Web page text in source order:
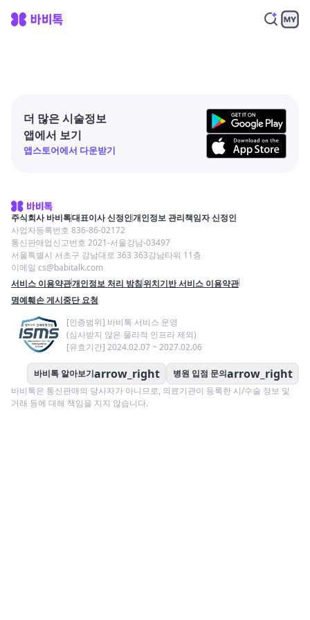
더 많은 시술정보
앱에서 보기
앱스토어에서 다운받기
주식회사 바비톡대표이사 신정인개인정보 관리책임자 신정인
사업자등록번호 836-86-02172
통신판매업신고번호 2021-서울강남-03497
서울특별시 서초구 강남대로 363 363강남타워 11층
이메일 cs@babitalk.com
서비스 이용약관개인정보 처리 방침위치기반 서비스 이용약관
명예훼손 게시중단 요청
[인증범위] 바비톡 서비스 운영
(심사받지 않은 물리적 인프라 제외)
[유효기간] 2024.02.07 ~ 2027.02.06
바비톡 알아보기arrow_right 병원 입점 문의arrow_right
바비톡은 통신판매의 당사자가 아니므로, 의료기관이 등록한 시/수술 정보 및
거래 등에 대해 책임을 지지 않습니다.